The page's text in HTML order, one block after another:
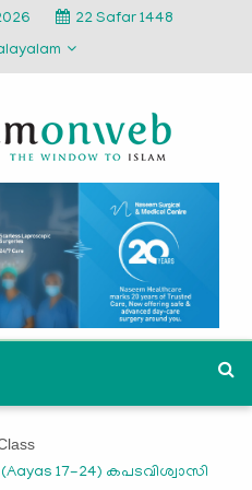
22 Safar 1448
17-24) കപടവിശ്വാസി